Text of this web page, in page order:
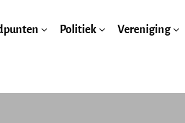
Politiek Vereniging